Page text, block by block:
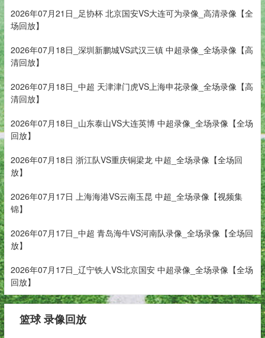
2026年07月21日_足协杯 北京国安VS大连可为录像_高清录像【全
场回放】
2026年07月18日_深圳新鹏城VS武汉三镇 中超录像_全场录像【高
清回放】
2026年07月18日_中超 天津津门虎VS上海申花录像_全场录像【高
清回放】
2026年07月18日_山东泰山VS大连英博 中超录像_全场录像【全场
回放】
2026年07月18日 浙江队VS重庆铜梁龙 中超_全场录像【全场回
放】
2026年07月17日 上海海港VS云南玉昆 中超_全场录像【视频集
锦】
2026年07月17日_中超 青岛海牛VS河南队录像_全场录像【全场回
放】
2026年07月17日_辽宁铁人VS北京国安 中超录像_全场录像【全场
回放】
篮球 录像回放